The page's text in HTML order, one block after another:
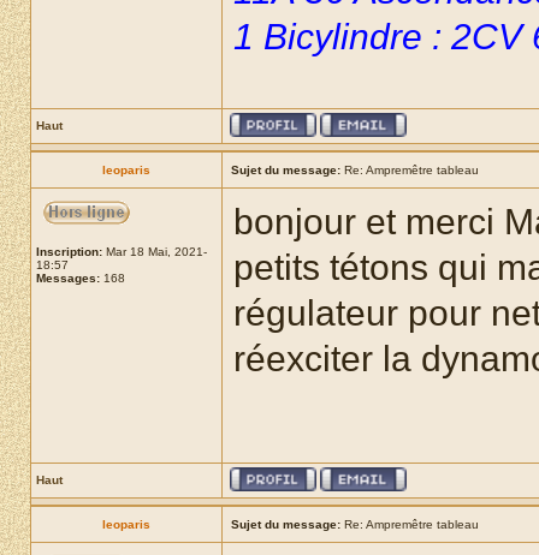
1 Bicylindre : 2CV
Haut
leoparis Sujet du message: Re: Ampremêtre tableau
Inscription: Mar 18 Mai, 2021-
18:57
Messages: 168
bonjour et merci
petits tétons qui
régulateur pour
réexciter la
Haut
leoparis Sujet du message: Re: Ampremêtre tableau